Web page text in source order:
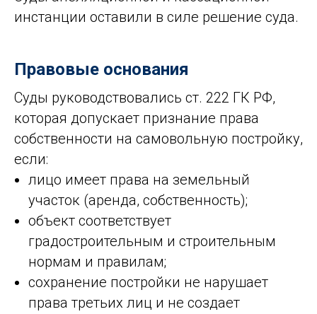
инстанции оставили в силе решение суда.
Правовые основания
Суды руководствовались ст. 222 ГК РФ,
которая допускает признание права
собственности на самовольную постройку,
если:
лицо имеет права на земельный
участок (аренда, собственность);
объект соответствует
градостроительным и строительным
нормам и правилам;
сохранение постройки не нарушает
права третьих лиц и не создает